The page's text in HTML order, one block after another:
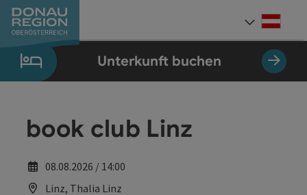
Zum Inhalt
Zur Navigation
Zum Seitenanfang
Zur Kontaktseite
Zum Impressum
Zur Startseite
Unterkunft buchen
book club Linz
08.08.2026 / 14:00
Linz, Thalia Linz